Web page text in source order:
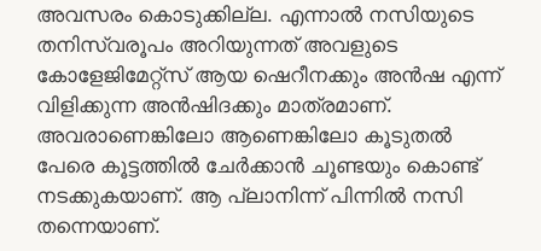
അവസരം കൊടുക്കില്ല. എന്നാൽ നസിയുടെ
തനിസ്വരൂപം അറിയുന്നത് അവളുടെ
കോളേജിമേറ്റ്സ് ആയ ഷെറീനക്കും അൻഷ എന്ന്
വിളിക്കുന്ന അൻഷിദക്കും മാത്രമാണ്.
അവരാണെങ്കിലോ ആണെങ്കിലോ കൂടുതൽ
പേരെ കൂട്ടത്തിൽ ചേർക്കാൻ ചൂണ്ടയും കൊണ്ട്
നടക്കുകയാണ്. ആ പ്ലാനിന്ന് പിന്നിൽ നസി
തന്നെയാണ്.